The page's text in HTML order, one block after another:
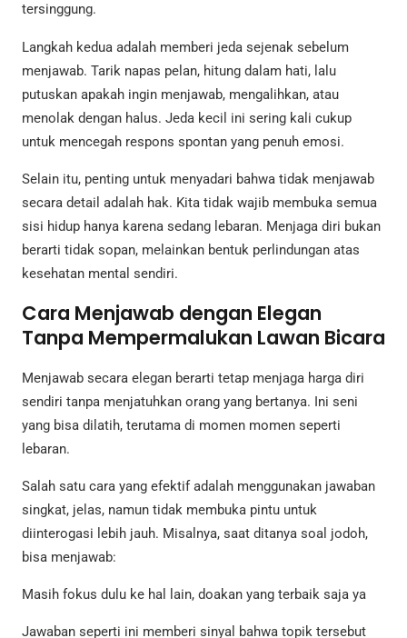
tersinggung.
Langkah kedua adalah memberi jeda sejenak sebelum
menjawab. Tarik napas pelan, hitung dalam hati, lalu
putuskan apakah ingin menjawab, mengalihkan, atau
menolak dengan halus. Jeda kecil ini sering kali cukup
untuk mencegah respons spontan yang penuh emosi.
Selain itu, penting untuk menyadari bahwa tidak menjawab
secara detail adalah hak. Kita tidak wajib membuka semua
sisi hidup hanya karena sedang lebaran. Menjaga diri bukan
berarti tidak sopan, melainkan bentuk perlindungan atas
kesehatan mental sendiri.
Cara Menjawab dengan Elegan
Tanpa Mempermalukan Lawan Bicara
Menjawab secara elegan berarti tetap menjaga harga diri
sendiri tanpa menjatuhkan orang yang bertanya. Ini seni
yang bisa dilatih, terutama di momen momen seperti
lebaran.
Salah satu cara yang efektif adalah menggunakan jawaban
singkat, jelas, namun tidak membuka pintu untuk
diinterogasi lebih jauh. Misalnya, saat ditanya soal jodoh,
bisa menjawab:
Masih fokus dulu ke hal lain, doakan yang terbaik saja ya
Jawaban seperti ini memberi sinyal bahwa topik tersebut